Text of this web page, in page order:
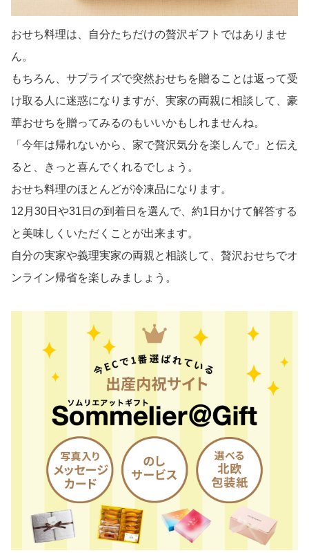
おせち料理は、自分たちだけの贅沢ギフトではありませ
ん。
もちろん、サプライズで突然おせちを贈ることは返って受
け取る人に迷惑になりますが、実家の両親に相談して、豪
華おせちを贈ってみるのもいいかもしれませんね。
「今年は帰れないから、家で贅沢気分を楽しんで」と伝え
ると、きっと喜んでくれるでしょう。
おせち料理のほとんどが冷凍品になります。
12月30日や31日の到着日を選んで、約1日かけて解答する
と美味しくいただくことが出来ます。
自分の実家や義理実家の両親と相談して、贅沢おせちでオ
ンライン帰省を楽しみましょう。